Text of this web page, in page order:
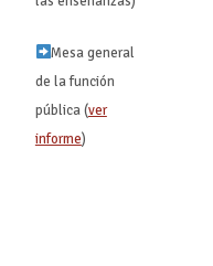
Mesa general
de la función
pública (ver
informe)